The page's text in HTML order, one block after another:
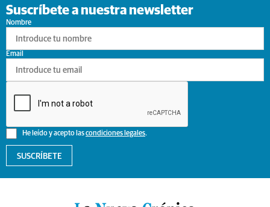
Suscríbete a nuestra newsletter
Nombre
He leído y acepto lascondiciones legales.
Email
SUSCRÍBETE